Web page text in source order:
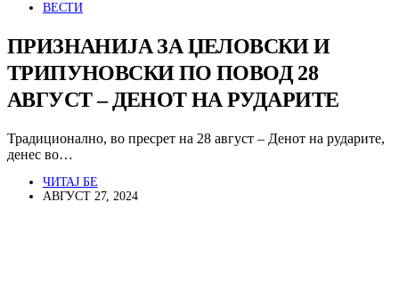
ВЕСТИ
ПРИЗНАНИЈА ЗА ЏЕЛОВСКИ И
ТРИПУНОВСКИ ПО ПОВОД 28
АВГУСТ – ДЕНОТ НА РУДАРИТЕ
Традиционално, во пресрет на 28 август – Денот на рударите,
денес во…
ЧИТАЈ БЕ
АВГУСТ 27, 2024